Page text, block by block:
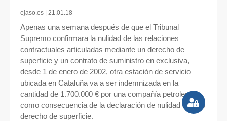
ejaso.es | 21.01.18
Apenas una semana después de que el Tribunal
Supremo confirmara la nulidad de las relaciones
contractuales articuladas mediante un derecho de
superficie y un contrato de suministro en exclusiva,
desde 1 de enero de 2002, otra estación de servicio
ubicada en Cataluña va a ser indemnizada en la
cantidad de 1.700.000 € por una compañía petrolera,
como consecuencia de la declaración de nulidad de otro
derecho de superficie.